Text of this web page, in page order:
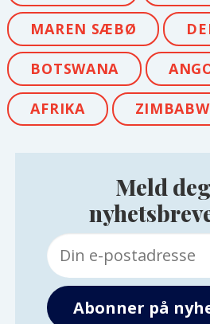
MAREN SÆBØ
BOTSWANA
AFRIKA
Meld